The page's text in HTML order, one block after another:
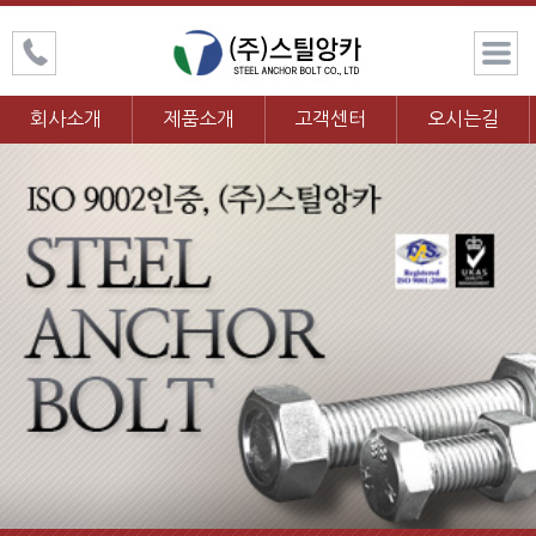
회사소개 제품소개 고객센터 오시는길